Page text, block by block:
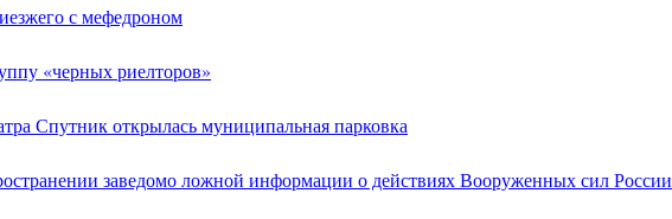
с мефедроном
«черных риелторов»
Спутник открылась муниципальная парковка
заведомо ложной информации о действиях Вооруженных сил России